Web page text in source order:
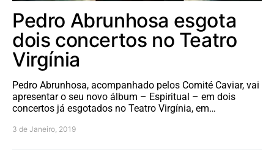
Pedro Abrunhosa esgota
dois concertos no Teatro
Virgínia
Pedro Abrunhosa, acompanhado pelos Comité Caviar, vai
apresentar o seu novo álbum – Espiritual – em dois
concertos já esgotados no Teatro Virgínia, em…
3 de Janeiro, 2019